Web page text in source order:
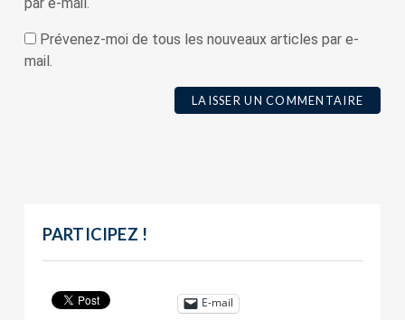
Prévenez-moi de tous les nouveaux articles par e-
mail.
PARTICIPEZ !
E-mail